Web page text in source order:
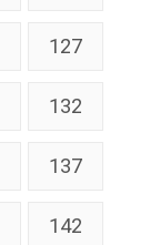
127
132
137
142